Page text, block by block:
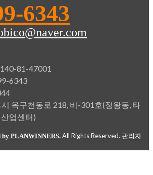
6343
81-47001
6343
옥구천동로 218, 비-301호(정왕동, 타
업센터)
by PLANWINNERS. All Rights Reserved. 관리자